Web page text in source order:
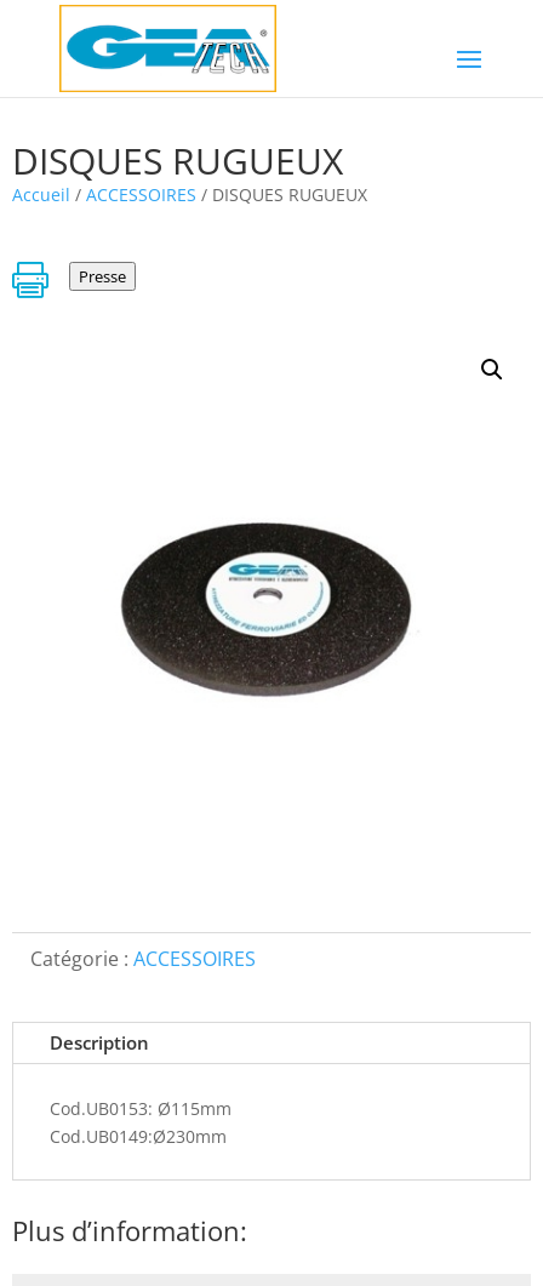
DISQUES RUGUEUX
Accueil / ACCESSOIRES / DISQUES RUGUEUX
 Presse
Catégorie : ACCESSOIRES
Description
Cod.UB0153: Ø115mm
Cod.UB0149:Ø230mm
Plus d’information: